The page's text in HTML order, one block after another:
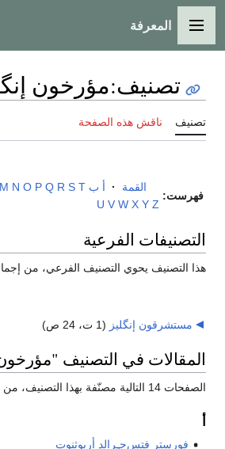
القائمة الرئيسية
المعرفة
تصنيف:مؤرخون
تصنيف ناقش هذه الصفحة
فهرست:
القمة · أ ب M N O P Q R S T
U V W X Y Z
التصنيفات الفرعية
هذا التصنيف يحوي التصنيف الفرعي، من
مستشرقون إنگليز (1 ت، 24 ص)
المقالات في التصنيف
الصفحات 14 التالية مصنّفة بهذا التصنيف، من إجمالي 14.
فورستر فتس‌جـِرالد أربوثنوت